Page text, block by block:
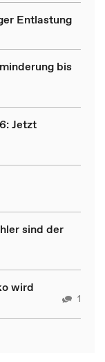
Entlastung
bis
Jetzt
sind der
wird
1